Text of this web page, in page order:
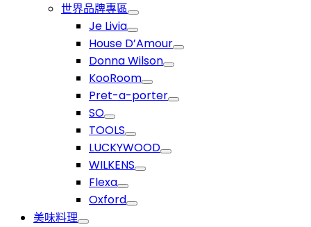
世界品牌專區
Je Livia
House D’Amour
Donna Wilson
KooRoom
Pret-a-porter
SO
TOOLS
LUCKYWOOD
WILKENS
Flexa
Oxford
美味料理